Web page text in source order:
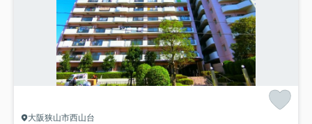
大阪狭山市西山台